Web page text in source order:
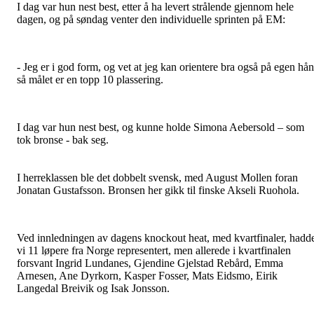
I dag var hun nest best, etter å ha levert strålende gjennom hele
dagen, og på søndag venter den individuelle sprinten på EM:
- Jeg er i god form, og vet at jeg kan orientere bra også på egen
så målet er en topp 10 plassering.
I dag var hun nest best, og kunne holde Simona Aebersold – som
tok bronse - bak seg.
I herreklassen ble det dobbelt svensk, med August Mollen foran
Jonatan Gustafsson. Bronsen her gikk til finske Akseli Ruohola.
Ved innledningen av dagens knockout heat, med kvartfinaler,
vi 11 løpere fra Norge representert, men allerede i kvartfinalen
forsvant Ingrid Lundanes, Gjendine Gjelstad Rebård, Emma
Arnesen, Ane Dyrkorn, Kasper Fosser, Mats Eidsmo, Eirik
Langedal Breivik og Isak Jonsson.